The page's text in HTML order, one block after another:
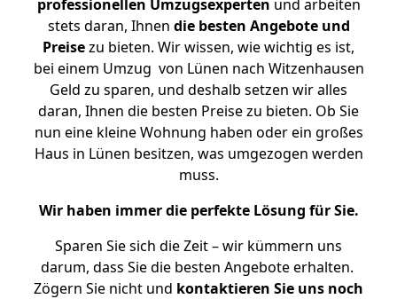
professionellen Umzugsexperten und arbeiten
stets daran, Ihnen die besten Angebote und
Preisezu bieten. Wir wissen, wie wichtig es ist,
bei einem Umzug von Lünen nach Witzenhausen
Geld zu sparen, und deshalb setzen wir alles
daran, Ihnen die besten Preise zu bieten. Ob Sie
nun eine kleine Wohnung haben oder ein großes
Haus in Lünen besitzen, was umgezogen werden
muss.
Wir haben immer die perfekte Lösung für Sie.
Sparen Sie sich die Zeit – wir kümmern uns
darum, dass Sie die besten Angebote erhalten.
Zögern Sie nicht und kontaktieren Sie uns noch